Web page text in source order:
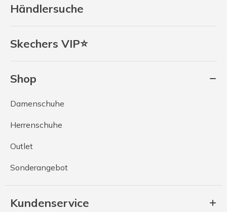
Händlersuche
Skechers VIP⭐
Shop
Damenschuhe
Herrenschuhe
Outlet
Sonderangebot
Kundenservice